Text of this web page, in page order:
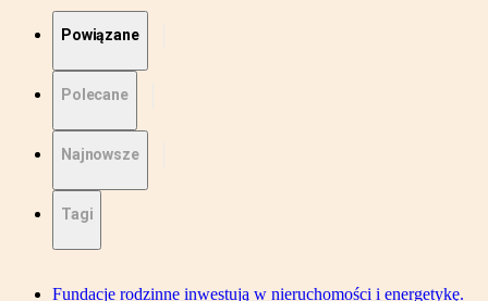
Powiązane
Polecane
Najnowsze
Tagi
Fundacje rodzinne inwestują w nieruchomości i energetykę.